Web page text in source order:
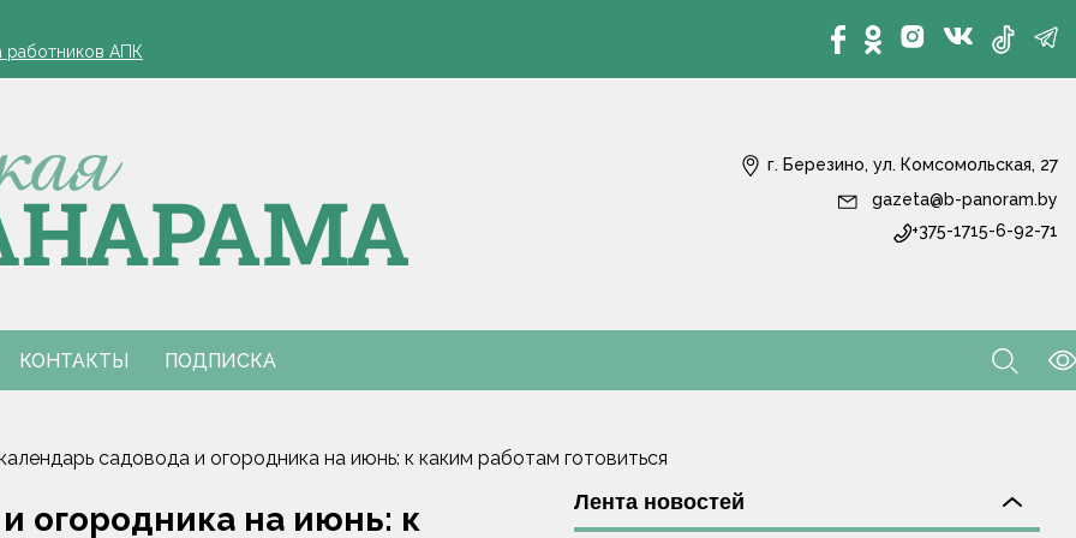
если у работника нет билетов, разъяснили в Минтруда
работников АПК
обязательна
Столинском районе
и предложил ускорить реализацию договоренностей
если у работника нет билетов, разъяснили в Минтруда
АПК
обязательна
Столинском районе
и предложил ускорить реализацию договоренностей
г. Березино, ул. Комсомольская, 27
gazeta@b-panoram.by
+375-1715-6-92-71
КОНТАКТЫ ПОДПИСКА
садовода и огородника на июнь: к каким работам готовиться
огородника на июнь: к
Лента новостей